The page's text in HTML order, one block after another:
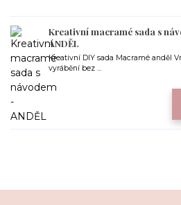
Kreativní macramé sada s
ANDĚL
Kreativní DIY sada Macramé anděl
vyrábění bez ...